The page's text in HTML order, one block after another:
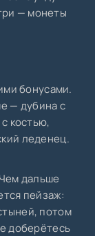
— монеты
бонусами.
— дубина с
костью,
леденец.
дальше
пейзаж:
потом
доберётесь